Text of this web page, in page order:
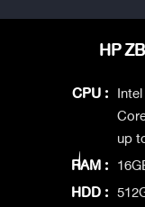
HP
CPU :
up
RAM :
HDD :